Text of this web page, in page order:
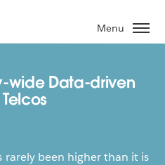
Menu
wide Data-driven
rarely been higher than it is